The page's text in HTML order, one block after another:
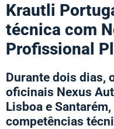
Krautli
técnica com
Profissional
Durante dois dias,
oficinais Nexus
Lisboa e
competências